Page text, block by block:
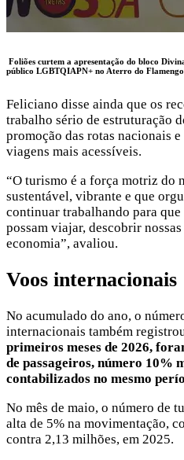
Foliões curtem a apresentação do bloco
público LGBTQIAPN+ no Aterro do
Feliciano disse ainda que os
trabalho sério de estruturação
promoção das rotas nacionais
viagens mais acessíveis.
“O turismo é a força motriz do
sustentável, vibrante e que
continuar trabalhando para
possam viajar, descobrir
economia”, avaliou.
Voos internacionais
No acumulado do ano, o
internacionais também
primeiros meses de 2026,
de passageiros, número 10%
contabilizados no mesmo
No mês de maio, o número de
alta de 5% na movimentação,
contra 2,13 milhões, em 2025.